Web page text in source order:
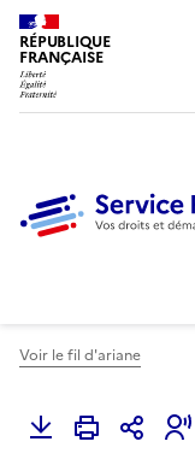
RÉPUBLIQUE
FRANÇAISE
Voir le fil d'ariane